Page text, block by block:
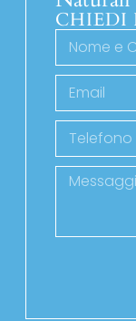
CHIEDI